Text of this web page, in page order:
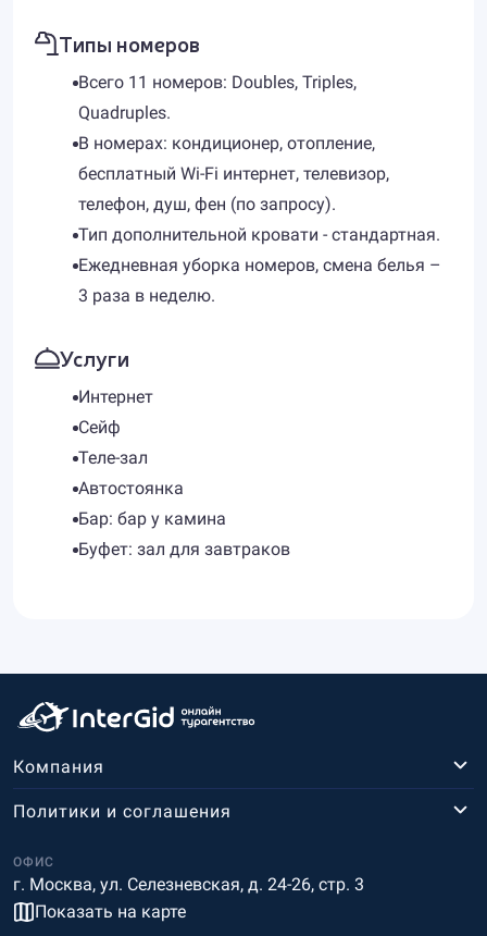
Типы номеров
Всего 11 номеров: Doubles, Triples,
Quadruples.
В номерах: кондиционер, отопление,
бесплатный Wi-Fi интернет, телевизор,
телефон, душ, фен (по запросу).
Тип дополнительной кровати - стандартная.
Ежедневная уборка номеров, смена белья –
3 раза в неделю.
Услуги
Интернет
Сейф
Теле-зал
Автостоянка
Бар: бар у камина
Буфет: зал для завтраков
Компания
ОФИС
г. Москва, ул. Селезневская, д. 24-26, стр. 3
Показать на карте
Политики и соглашения